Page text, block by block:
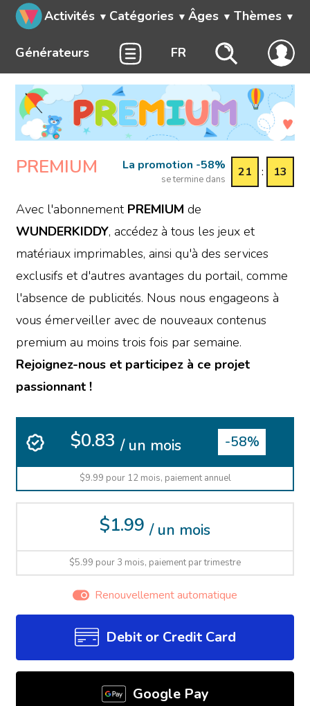
Activités Catégories Âges Thèmes
Générateurs FR
PREMIUM La promotion -58%
se termine dans
21 : 13
Avec l'abonnement PREMIUM de
WUNDERKIDDY, accédez à tous les jeux et
matériaux imprimables, ainsi qu'à des services
exclusifs et d'autres avantages du portail, comme
l'absence de publicités. Nous nous engageons à
vous émerveiller avec de nouveaux contenus
premium au moins trois fois par semaine.
Rejoignez-nous et participez à ce projet
passionnant !
$0.83 / un mois -58%
$9.99 pour 12 mois, paiement annuel
$1.99 / un mois
$5.99 pour 3 mois, paiement par trimestre
Renouvellement automatique
Debit or Credit Card
Google Pay